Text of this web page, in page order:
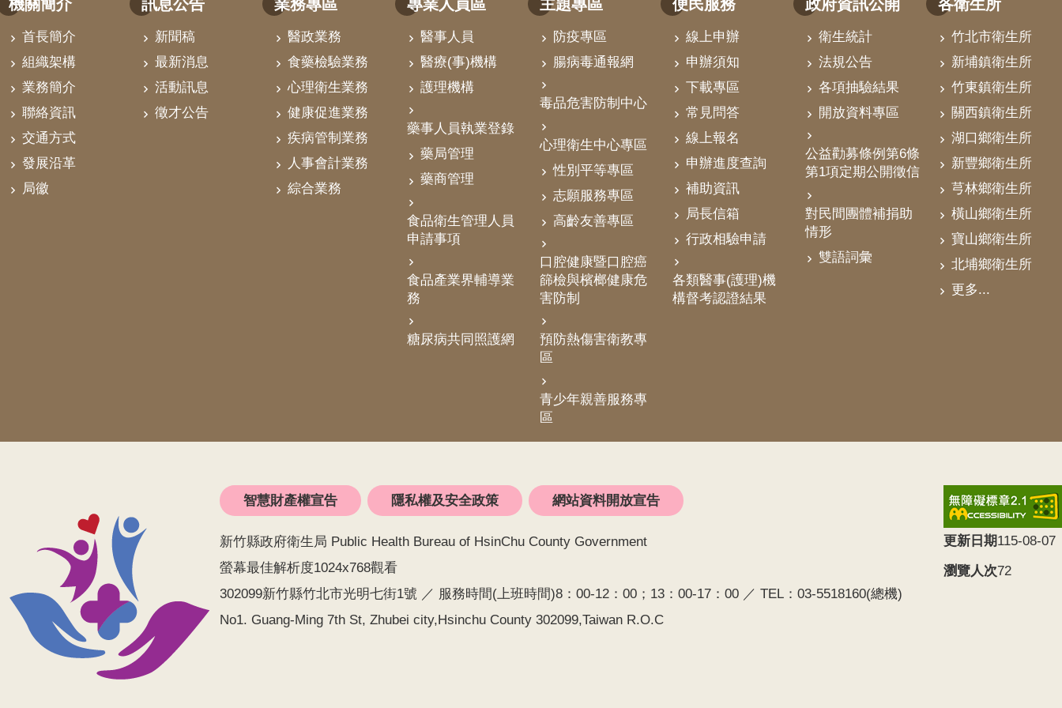
機關簡介
首長簡介
組織架構
業務簡介
聯絡資訊
交通方式
發展沿革
局徽
訊息公告
新聞稿
最新消息
活動訊息
徵才公告
業務專區
醫政業務
食藥檢驗業務
心理衛生業務
健康促進業務
疾病管制業務
人事會計業務
綜合業務
專業人員區
醫事人員
醫療(事)機構
護理機構
藥事人員執業登錄
藥局管理
藥商管理
食品衛生管理人員
申請事項
食品產業界輔導業
務
糖尿病共同照護網
主題專區
防疫專區
腸病毒通報網
毒品危害防制中心
心理衛生中心專區
性別平等專區
志願服務專區
高齡友善專區
口腔健康暨口腔癌
篩檢與檳榔健康危
害防制
預防熱傷害衛教專
區
青少年親善服務專
區
便民服務
線上申辦
申辦須知
下載專區
常見問答
線上報名
申辦進度查詢
補助資訊
局長信箱
行政相驗申請
各類醫事(護理)機
構督考認證結果
政府資訊公開
衛生統計
法規公告
各項抽驗結果
開放資料專區
公益勸募條例第6條
第1項定期公開徵信
對民間團體補捐助
情形
雙語詞彙
各衛生所
竹北市衛生所
新埔鎮衛生所
竹東鎮衛生所
關西鎮衛生所
湖口鄉衛生所
新豐鄉衛生所
芎林鄉衛生所
橫山鄉衛生所
寶山鄉衛生所
北埔鄉衛生所
更多...
智慧財產權宣告 隱私權及安全政策 網站資料開放宣告
新竹縣政府衛生局 Public Health Bureau of HsinChu County Government
螢幕最佳解析度1024x768觀看
302099新竹縣竹北市光明七街1號 ／ 服務時間(上班時間)8：00-12：00；13：00-17：00 ／ TEL：03-5518160(總機)
No1. Guang-Ming 7th St, Zhubei city,Hsinchu County 302099,Taiwan R.O.C
更新日期115-08-07
瀏覽人次72